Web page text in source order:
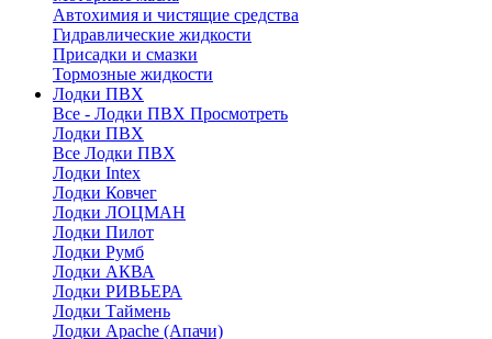
Автохимия и чистящие средства
Гидравлические жидкости
Присадки и смазки
Тормозные жидкости
Лодки ПВХ
Все - Лодки ПВХ Просмотреть
Лодки ПВХ
Все Лодки ПВХ
Лодки Intex
Лодки Ковчег
Лодки ЛОЦМАН
Лодки Пилот
Лодки Румб
Лодки АКВА
Лодки РИВЬЕРА
Лодки Таймень
Лодки Apache (Апачи)